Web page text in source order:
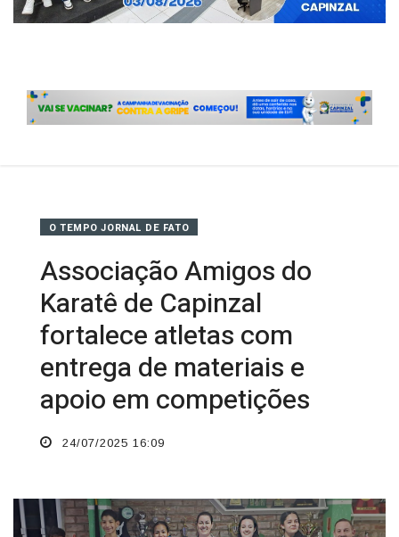
O TEMPO JORNAL DE FATO
Associação Amigos do
Karatê de Capinzal
fortalece atletas com
entrega de materiais e
24/07/2025 16:09